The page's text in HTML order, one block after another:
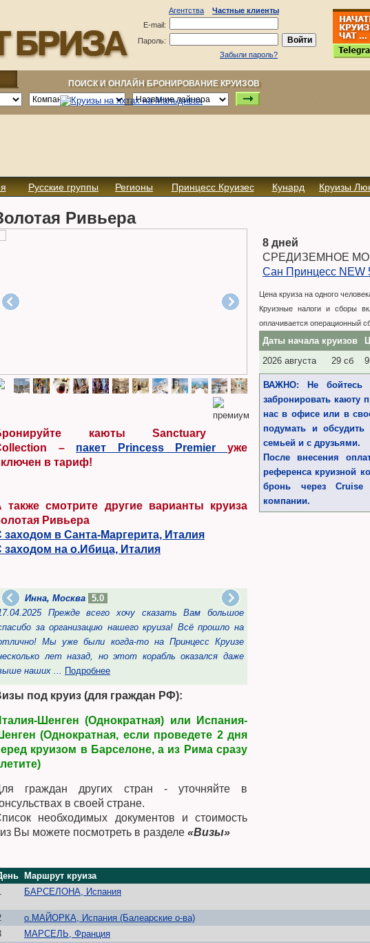
Агентства
Частные клиенты
E-mail:
Пароль:
Забыли пароль?
ПОИСК И ОНЛАЙН БРОНИРОВАНИЕ КРУИЗОВ
Русские группы Регионы Принцесс Круизес Кунард Круизы
Ривьера
Зона отдыха Dome
каюты Sanctuary
– пакет Princess Premierуже
в тариф!
также смотрите другие варианты круиза
Ривьера
заходом в Санта-Маргерита, Италия
заходом на о.Ибица, Италия
Инна, Москва 5.0
Прежде всего хочу сказать Вам большое
за организацию нашего круиза! Всё прошло на
Мы уже были когда-то на Принцесс Круизе
лет назад, но этот корабль оказался даже
наших ... Подробнее
под круиз (для граждан РФ):
Шенген (Однократная) или Испания-
(Однократная, если проведете 2 дня
круизом в Барселоне, а из Рима сразу
граждан других стран - уточняйте в
в своей стране.
необходимых документов и стоимость
Вы можете посмотреть в разделе «Визы»
8 дней
СРЕДИЗЕМНОЕ
Сан Принцесс NEW
Цена круиза на одного
Круизные налоги и сборы
оплачивается операционный
Даты начала круизов
2026 августа
29 сб
ВАЖНО: Не бойтесь
забронировать каюту
нас в офисе или в
подумать и
семьей и с друзьями.
После внесения
референса круизной
бронь через Cruise
компании.
Маршрут круиза
БАРСЕЛОНА, Испания
о.МАЙОРКА, Испания (Балеарские о-ва)
МАРСЕЛЬ, Франция